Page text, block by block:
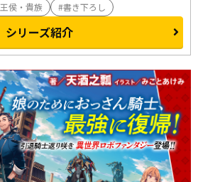
王侯・貴族 書き下ろし
シリーズ紹介